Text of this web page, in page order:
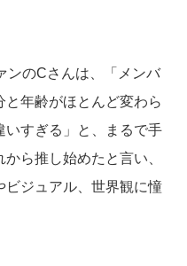
ンのCさんは、「メンバ
年齢がほとんど変わら
いすぎる」と、まるで手
ら推し始めたと言い、
ビジュアル、世界観に憧